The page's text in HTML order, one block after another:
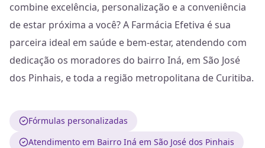
combine excelência, personalização e a conveniência
de estar próxima a você? A Farmácia Efetiva é sua
parceira ideal em saúde e bem-estar, atendendo com
dedicação os moradores do bairro Iná, em São José
dos Pinhais, e toda a região metropolitana de Curitiba.
Fórmulas personalizadas
Atendimento em Bairro Iná em São José dos Pinhais